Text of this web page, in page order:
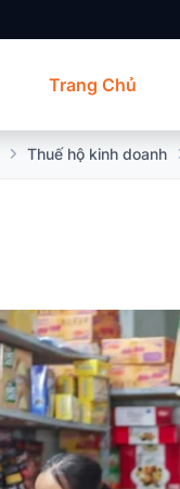
Trang Chủ
Thuế hộ kinh doanh